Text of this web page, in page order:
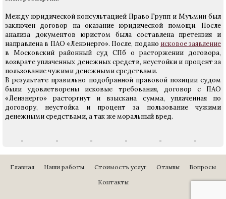
Между юридической консультацией Право Групп и Муъмин был
заключен договор на оказание юридической помощи. После
анализа документов юристом была составлена претензия и
направлена в ПАО «Ленэнерго». После, подано исковое заявление
в Московский районный суд СПб о расторжении договора,
возврате уплаченных денежных средств, неустойки и процент за
пользование чужими денежными средствами.
В результате правильно подобранной правовой позиции судом
были удовлетворены исковые требования, договор с ПАО
«Ленэнерго» расторгнут и взыскана сумма, уплаченная по
договору, неустойка и процент за пользование чужими
денежными средствами, а так же моральный вред.
Главная Наши работы Стоимость услуг Отзывы
Вопросы
Контакты